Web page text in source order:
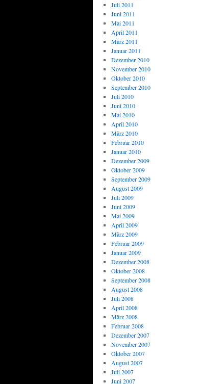
Juli 2011
Juni 2011
Mai 2011
April 2011
März 2011
Januar 2011
Dezember 2010
November 2010
Oktober 2010
September 2010
Juli 2010
Juni 2010
Mai 2010
April 2010
März 2010
Februar 2010
Januar 2010
Dezember 2009
Oktober 2009
September 2009
August 2009
Juli 2009
Juni 2009
Mai 2009
April 2009
März 2009
Februar 2009
Januar 2009
Dezember 2008
Oktober 2008
September 2008
August 2008
Juli 2008
April 2008
März 2008
Februar 2008
Dezember 2007
November 2007
Oktober 2007
August 2007
Juli 2007
Juni 2007